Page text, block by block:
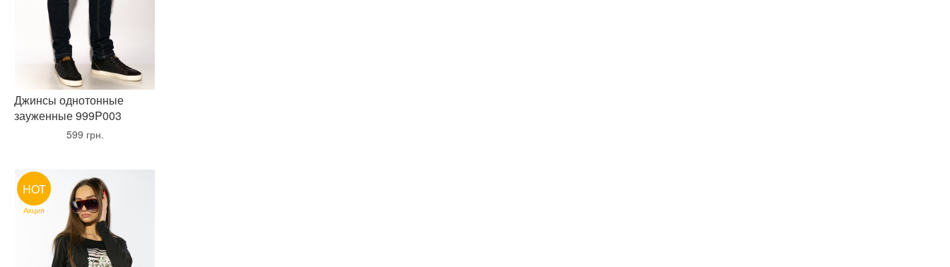
Джинсы однотонные
зауженные 999P003
599 грн.
HOT
Акция